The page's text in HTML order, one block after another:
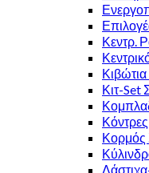
Κεντρ.
Κιτ-Set
Κορμός